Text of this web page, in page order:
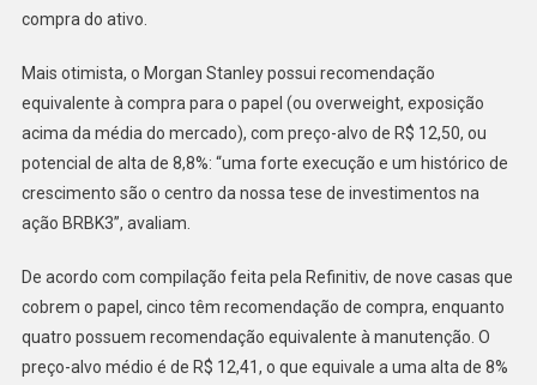
compra do ativo.
Mais otimista, o Morgan Stanley possui recomendação
equivalente à compra para o papel (ou overweight, exposição
acima da média do mercado), com preço-alvo de R$ 12,50, ou
potencial de alta de 8,8%: “uma forte execução e um histórico de
crescimento são o centro da nossa tese de investimentos na
ação BRBK3”, avaliam.
De acordo com compilação feita pela Refinitiv, de nove casas que
cobrem o papel, cinco têm recomendação de compra, enquanto
quatro possuem recomendação equivalente à manutenção. O
preço-alvo médio é de R$ 12,41, o que equivale a uma alta de 8%